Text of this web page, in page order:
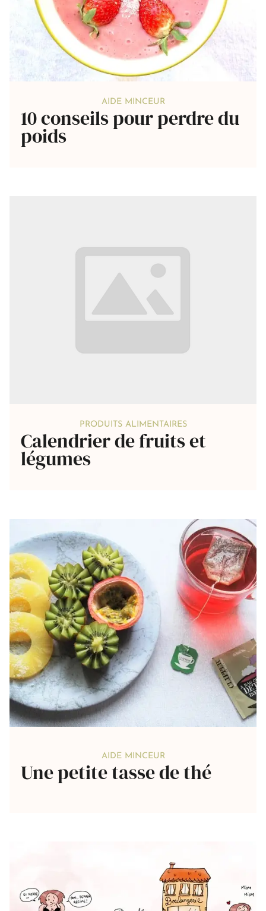
AIDE MINCEUR
10 conseils pour perdre du
poids
PRODUITS ALIMENTAIRES
Calendrier de fruits et
légumes
AIDE MINCEUR
Une petite tasse de thé